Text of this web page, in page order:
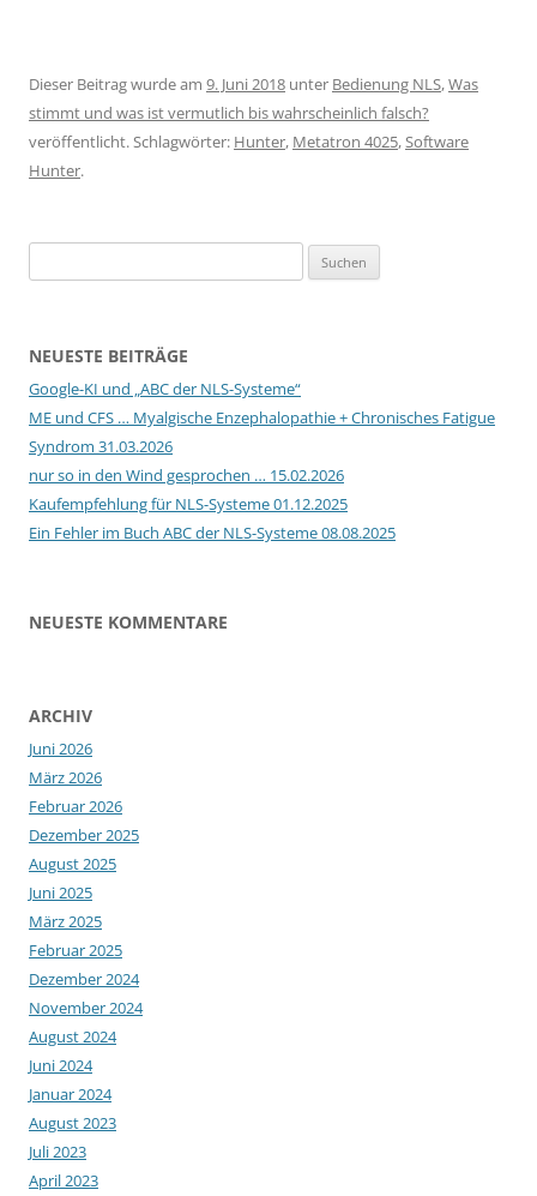
Dieser Beitrag wurde am 9. Juni 2018 unter Bedienung NLS,Was
stimmt und was ist vermutlich bis wahrscheinlich falsch?
veröffentlicht. Schlagwörter: Hunter, Metatron 4025,Software
Hunter.
nach:
NEUESTE BEITRÄGE
Google-KI und „ABC der NLS-Systeme“
ME und CFS … Myalgische Enzephalopathie + Chronisches Fatigue
Syndrom 31.03.2026
nur so in den Wind gesprochen … 15.02.2026
Kaufempfehlung für NLS-Systeme 01.12.2025
Ein Fehler im Buch ABC der NLS-Systeme 08.08.2025
NEUESTE KOMMENTARE
ARCHIV
Juni 2026
März 2026
Februar 2026
Dezember 2025
August 2025
Juni 2025
März 2025
Februar 2025
Dezember 2024
November 2024
August 2024
Juni 2024
Januar 2024
August 2023
Juli 2023
April 2023